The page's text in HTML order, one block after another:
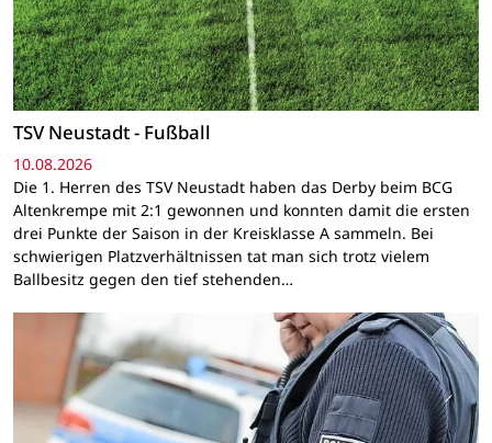
TSV Neustadt - Fußball
10.08.2026
Die 1. Herren des TSV Neustadt haben das Derby beim BCG
Altenkrempe mit 2:1 gewonnen und konnten damit die ersten
drei Punkte der Saison in der Kreisklasse A sammeln. Bei
schwierigen Platzverhältnissen tat man sich trotz vielem
Ballbesitz gegen den tief stehenden…